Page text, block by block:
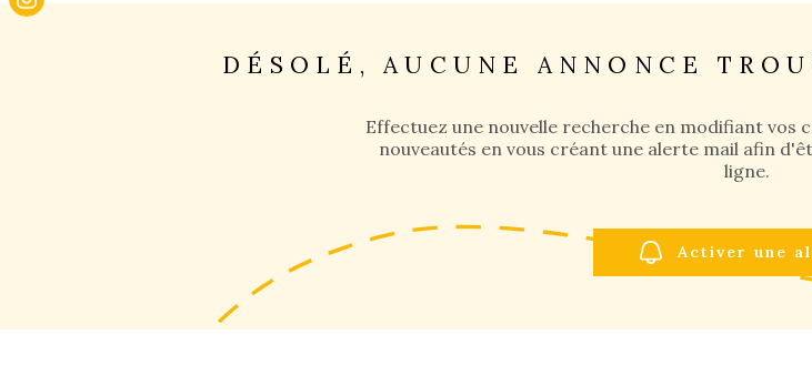
DÉSOLÉ, AUCUNE ANNONCE
Effectuez une nouvelle recherche en modifiant vos
nouveautés en vous créant une alerte mail afin
ligne.
Activer une